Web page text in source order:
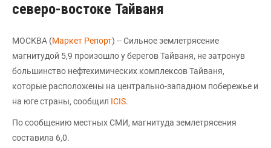
северо-востоке Тайваня
МОСКВА (Маркет Репорт) -- Сильное землетрясение
магнитудой 5,9 произошло у берегов Тайваня, не затронув
большинство нефтехимических комплексов Тайваня,
которые расположены на центрально-западном побережье и
на юге страны, сообщил ICIS.
По сообщению местных СМИ, магнитуда землетрясения
составила 6,0.